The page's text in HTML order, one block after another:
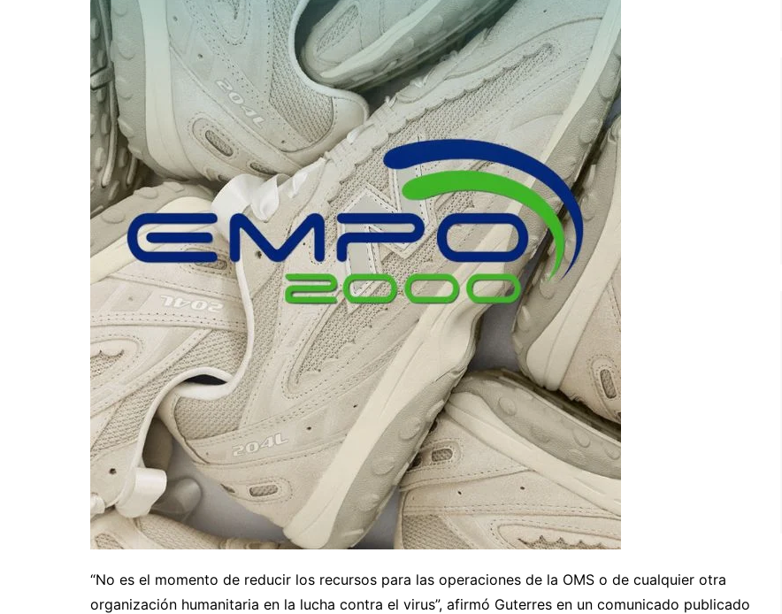
“No es el momento de reducir los recursos para las operaciones de la OMS o de cualquier otra
organización humanitaria en la lucha contra el virus”, afirmó Guterres en un comunicado publicado